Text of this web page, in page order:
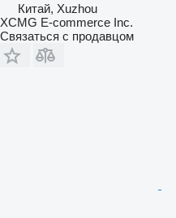
Китай, Xuzhou
XCMG E-commerce Inc.
Связаться с продавцом